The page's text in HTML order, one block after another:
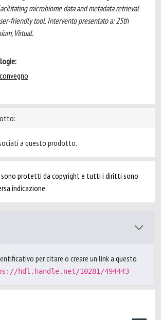
microbiome data and metadata retrieval
friendly tool. Intervento presentato a: 25th
Virtual.
a questo prodotto.
sono protetti da copyright e tutti i diritti sono
indicazione.
per citare o creare un link a questo
hdl.handle.net/10281/494443